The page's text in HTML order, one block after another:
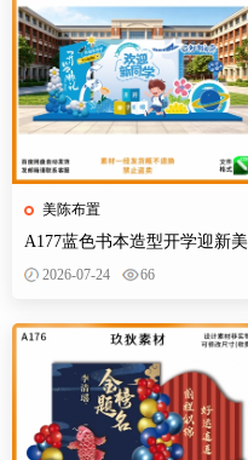
美陈布置
A177蓝色书本造型开学迎新美
陈KT板欢迎新同学开学典礼合
2026-07-24 66